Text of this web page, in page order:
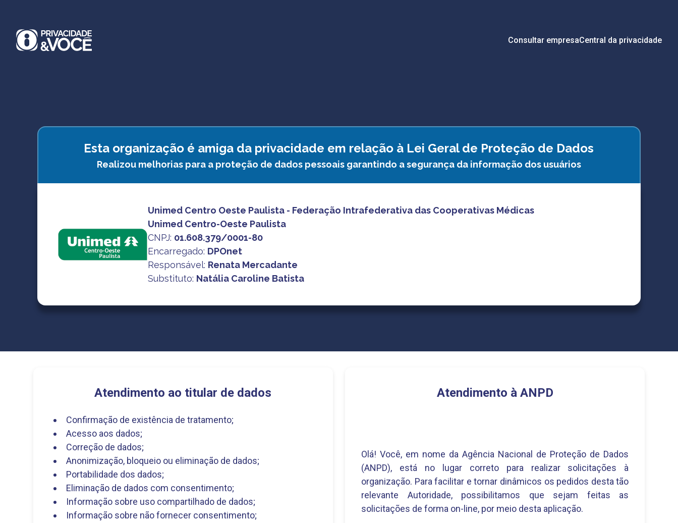
Consultar empresaCentral da privacidade
Esta organização é amiga da privacidade em relação à Lei Geral de Proteção de Dados
Realizou melhorias para a proteção de dados pessoais garantindo a segurança da informação dos usuários
Unimed Centro Oeste Paulista - Federação Intrafederativa das Cooperativas Médicas
Unimed Centro-Oeste Paulista
CNPJ: 01.608.379/0001-80
Encarregado: DPOnet
Responsável: Renata Mercadante
Substituto: Natália Caroline Batista
Atendimento ao titular de dados
Confirmação de existência de tratamento;
Acesso aos dados;
Correção de dados;
Anonimização, bloqueio ou eliminação de dados;
Portabilidade dos dados;
Eliminação de dados com consentimento;
Informação sobre uso compartilhado de dados;
Informação sobre não fornecer consentimento;
Atendimento à ANPD
Olá! Você, em nome da Agência Nacional de Proteção de Dados
(ANPD), está no lugar correto para realizar solicitações à
organização. Para facilitar e tornar dinâmicos os pedidos desta tão
relevante Autoridade, possibilitamos que sejam feitas as
solicitações de forma on-line, por meio desta aplicação.